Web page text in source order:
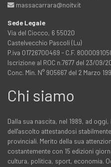
massacarrara@noitv.it
Sede Legale
Via del Ciocco, 6 55020
Castelvecchio Pascoli (Lu)
P.iva 01726700469 - C.F.
Iscrizione al ROC n.7677 del 23/09/
Conc. Min. N° 905667 del 2 Marzo
Chi siamo
Dalla sua nascita, nel 1989, ad
dell'ascolto attestandosi
provinciali. Merito della sua
costantemente con 15 edizioni
cultura, politica, sport, economia.